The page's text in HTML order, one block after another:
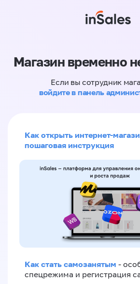
Магазин временно
Если вы сотрудник
войдите в панель
Как открыть интернет-
пошаговая инструкция
Как стать самозанятым -
спецрежима и регистрация